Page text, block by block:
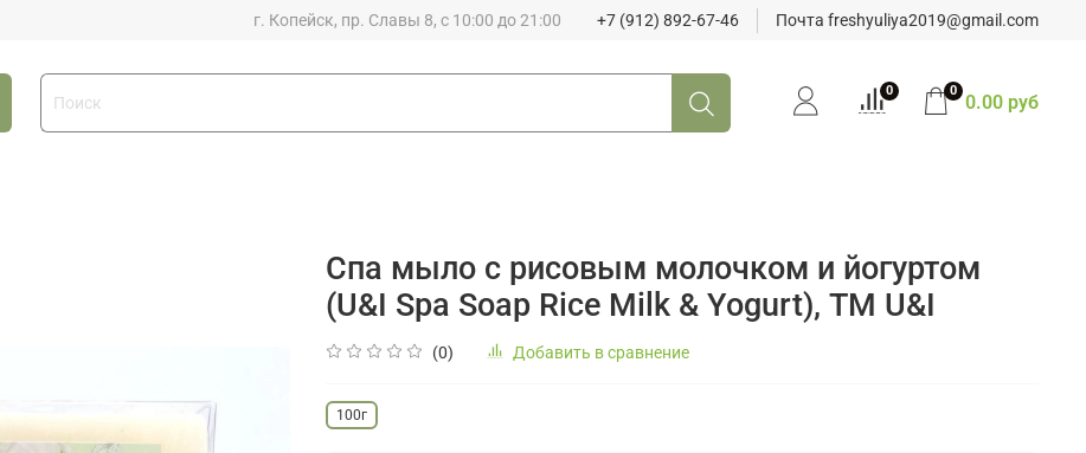
г. Копейск, пр. Славы 8, с 10:00 до 21:00 +7 (912) 892-67-46 Почта freshyuliya2019@gmail.com
0 0 0.00 руб
Спа мыло с рисовым молочком и йогуртом
(U&I Spa Soap Rice Milk & Yogurt), ТМ U&I
(0) Добавить в сравнение
100г